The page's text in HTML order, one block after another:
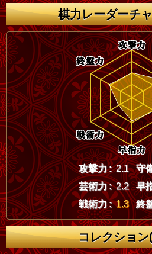
棋力レーダーチ
攻撃力 : 2.1 守
芸術力 : 2.2 早
戦術力 : 1.3 終
コレクショ